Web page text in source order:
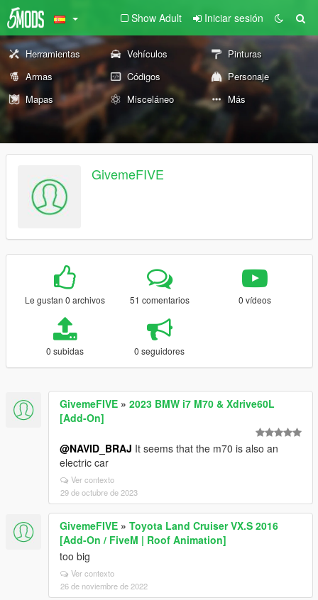
Show Adult Iniciar sesión
Herramientas Vehículos
Pinturas
Armas
Códigos
Personaje
Mapas
Misceláneo Más
GivemeFIVE
Le gustan 0 archivos 51 comentarios 0 vídeos
0 subidas 0 seguidores
GivemeFIVE » 2023 BMW i7 M70 & Xdrive60L
[Add-On]
@NAVID_BRAJ It seems that the m70 is also an
electric car
Ver contexto
29 de octubre de 2023
GivemeFIVE » Toyota Land Cruiser VX.S 2016
[Add-On / FiveM | Roof Animation]
too big
Ver contexto
26 de noviembre de 2022